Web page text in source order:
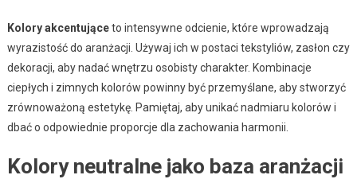
Kolory akcentująceto intensywne odcienie, które wprowadzają
wyrazistość do aranżacji. Używaj ich w postaci tekstyliów, zasłon czy
dekoracji, aby nadać wnętrzu osobisty charakter. Kombinacje
ciepłych i zimnych kolorów powinny być przemyślane, aby stworzyć
zrównoważoną estetykę. Pamiętaj, aby unikać nadmiaru kolorów i
dbać o odpowiednie proporcje dla zachowania harmonii.
Kolory neutralne jako baza aranżacji